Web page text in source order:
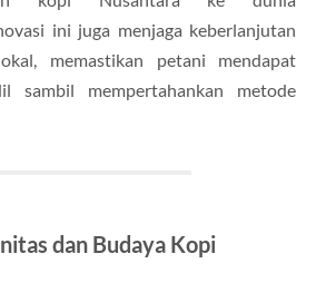
ini juga menjaga keberlanjutan
memastikan petani mendapat
sambil mempertahankan metode
dan Budaya Kopi